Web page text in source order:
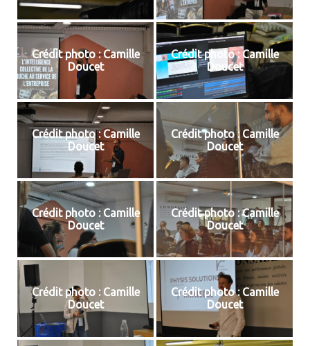
Crédit photo : Camille
Doucet
Crédit photo : Camille
Doucet
Crédit photo : Camille
Doucet
Crédit photo : Camille
Doucet
Crédit photo : Camille
Doucet
Crédit photo : Camille
Doucet
Crédit photo : Camille
Doucet
Crédit photo : Camille
Doucet